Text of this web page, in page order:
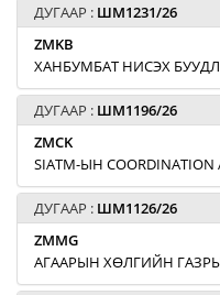
ДУГААР : ШМ1231/26
ZMKB
ХАНБУМБАТ НИСЭХ
ДУГААР : ШМ1196/26
ZMCK
SIATM-ЫН
ДУГААР : ШМ1126/26
ZMMG
АГААРЫН ХӨЛГИЙН